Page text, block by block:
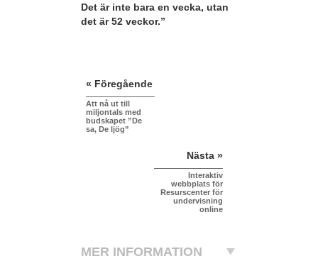
Det är inte bara en vecka, utan
det är 52 veckor.”
« Föregående
Att nå ut till
miljontals med
budskapet ”De
sa, De ljög”
Nästa »
Interaktiv
webbplats för
Resurscenter för
undervisning
online
MER INFORMATION